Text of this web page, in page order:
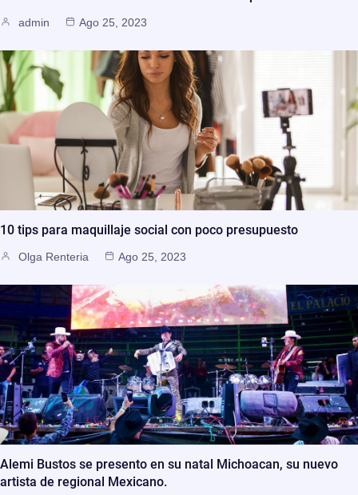
admin Ago 25, 2023
10 tips para maquillaje social con poco presupuesto
Olga Renteria Ago 25, 2023
Alemi Bustos se presento en su natal Michoacan, su nuevo
artista de regional Mexicano.